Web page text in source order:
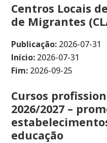
Centros Locais
de Migrantes
Publicação: 2026-07-31
Início: 2026-07-31
Fim: 2026-09-25
Cursos
2026/2027 –
educação